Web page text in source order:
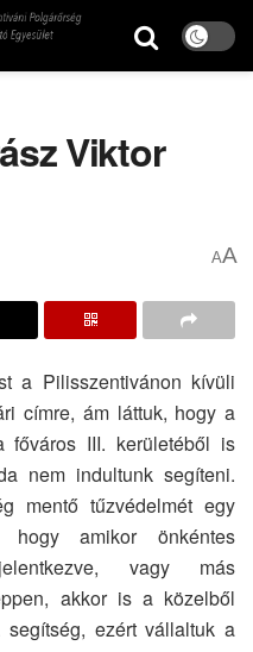
Viktor
AA
a Pilisszentivánon kívüli
címre, ám láttuk, hogy a
III. kerületéből is
nem indultunk segíteni.
mentő tűzvédelmét egy
hogy amikor önkéntes
vagy más
akkor is a közelből
ezért vállaltuk a